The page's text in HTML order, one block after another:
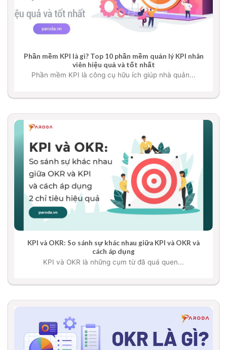
Phần mềm KPI là gì? Top 10 phần mềm quản lý KPI nhân
viên hiệu quả và tốt nhất
Phần mềm KPI là công cụ hữu ích giúp nhà quản...
KPI và OKR: So sánh sự khác nhau giữa KPI và OKR và
cách áp dụng
KPI và OKR là những cụm từ đã quá quen...